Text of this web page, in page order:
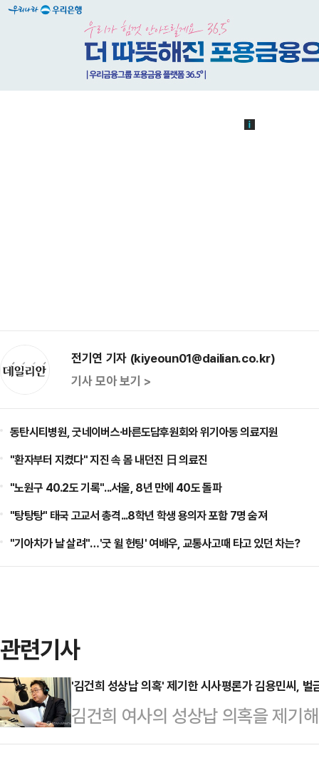
전기연 기자 (kiyeoun01@dailian.co.kr)
기사 모아 보기 >
동탄시티병원, 굿네이버스·바른도담후원회와 위기아동 의료지원
"환자부터 지켰다" 지진 속 몸 내던진 日 의료진
"노원구 40.2도 기록"...서울, 8년 만에 40도 돌파
"탕탕탕" 태국 고교서 총격...8학년 학생 용의자 포함 7명 숨져
"기아차가 날 살려"…'굿 윌 헌팅' 여배우, 교통사고때 타고 있던 차는?
관련기사
'김건희 성상납 의혹' 제기한 시사평론가 김용민씨,
김건희 여사의 성상납 의혹을 제기
사평론가 김용민씨에게 1심 법원